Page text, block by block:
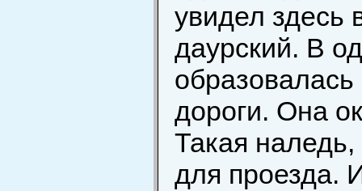
увидел здесь
даурский. В
дороги. Она
Такая
для проезда.